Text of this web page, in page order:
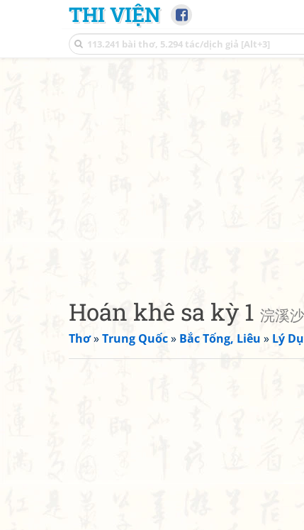
THI VIỆN
Hoán khê sa kỳ 1 浣溪
Thơ»Trung Quốc» Bắc Tống, Liêu » Lý